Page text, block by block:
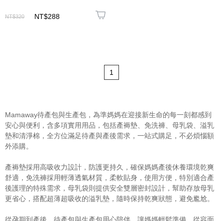
NT$320 NT$288
1
Mamaway待產包與生產包，為準媽媽在迎接新生命的每一刻都感到
安心與便利，含多項實用用品，包括產褥墊、免洗褲、母乳袋、溢乳
墊和清淨棉，全方位滿足待產與產後需求，一站式購足，不必煩惱額
外添購。
產褥墊採用高吸收力設計，防護更持久，確保媽媽產後休養環境乾爽
舒適，免洗褲採用輕薄透氣材質，柔軟貼身，使用方便，特別適合產
後護理的特殊需求，母乳袋則提供安全雙層密封設計，幫助存放母乳
更省心，搭配超薄超吸收的溢乳墊，隨時保持乾爽狀態，避免尷尬。